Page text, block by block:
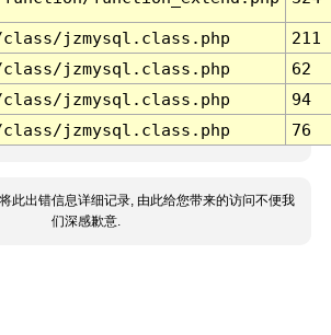
jzmysql.class.php
211
jzmysql.class.php
62
jzmysql.class.php
94
jzmysql.class.php 76
此出错信息详细记录, 由此给您带来的访问不便我
们深感歉意.